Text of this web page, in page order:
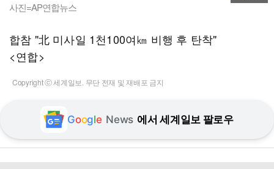
사진=AP연합뉴스
합참 "北 미사일 1천100여㎞ 비행 후 탄착"
<연합>
Copyright ⓒ 세계일보. 무단 전재 및 재배포 금지
Google News 에서 세계일보 팔로우